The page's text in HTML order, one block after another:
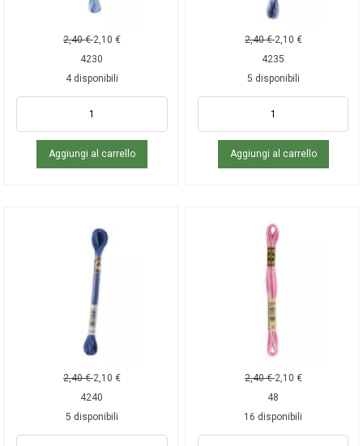
2,40€ 2,10 €
4230
4 disponibili
Aggiungi al carrello
2,40€ 2,10 €
4235
5 disponibili
Aggiungi al carrello
2,40€ 2,10 €
4240
5 disponibili
2,40€ 2,10 €
48
16 disponibili